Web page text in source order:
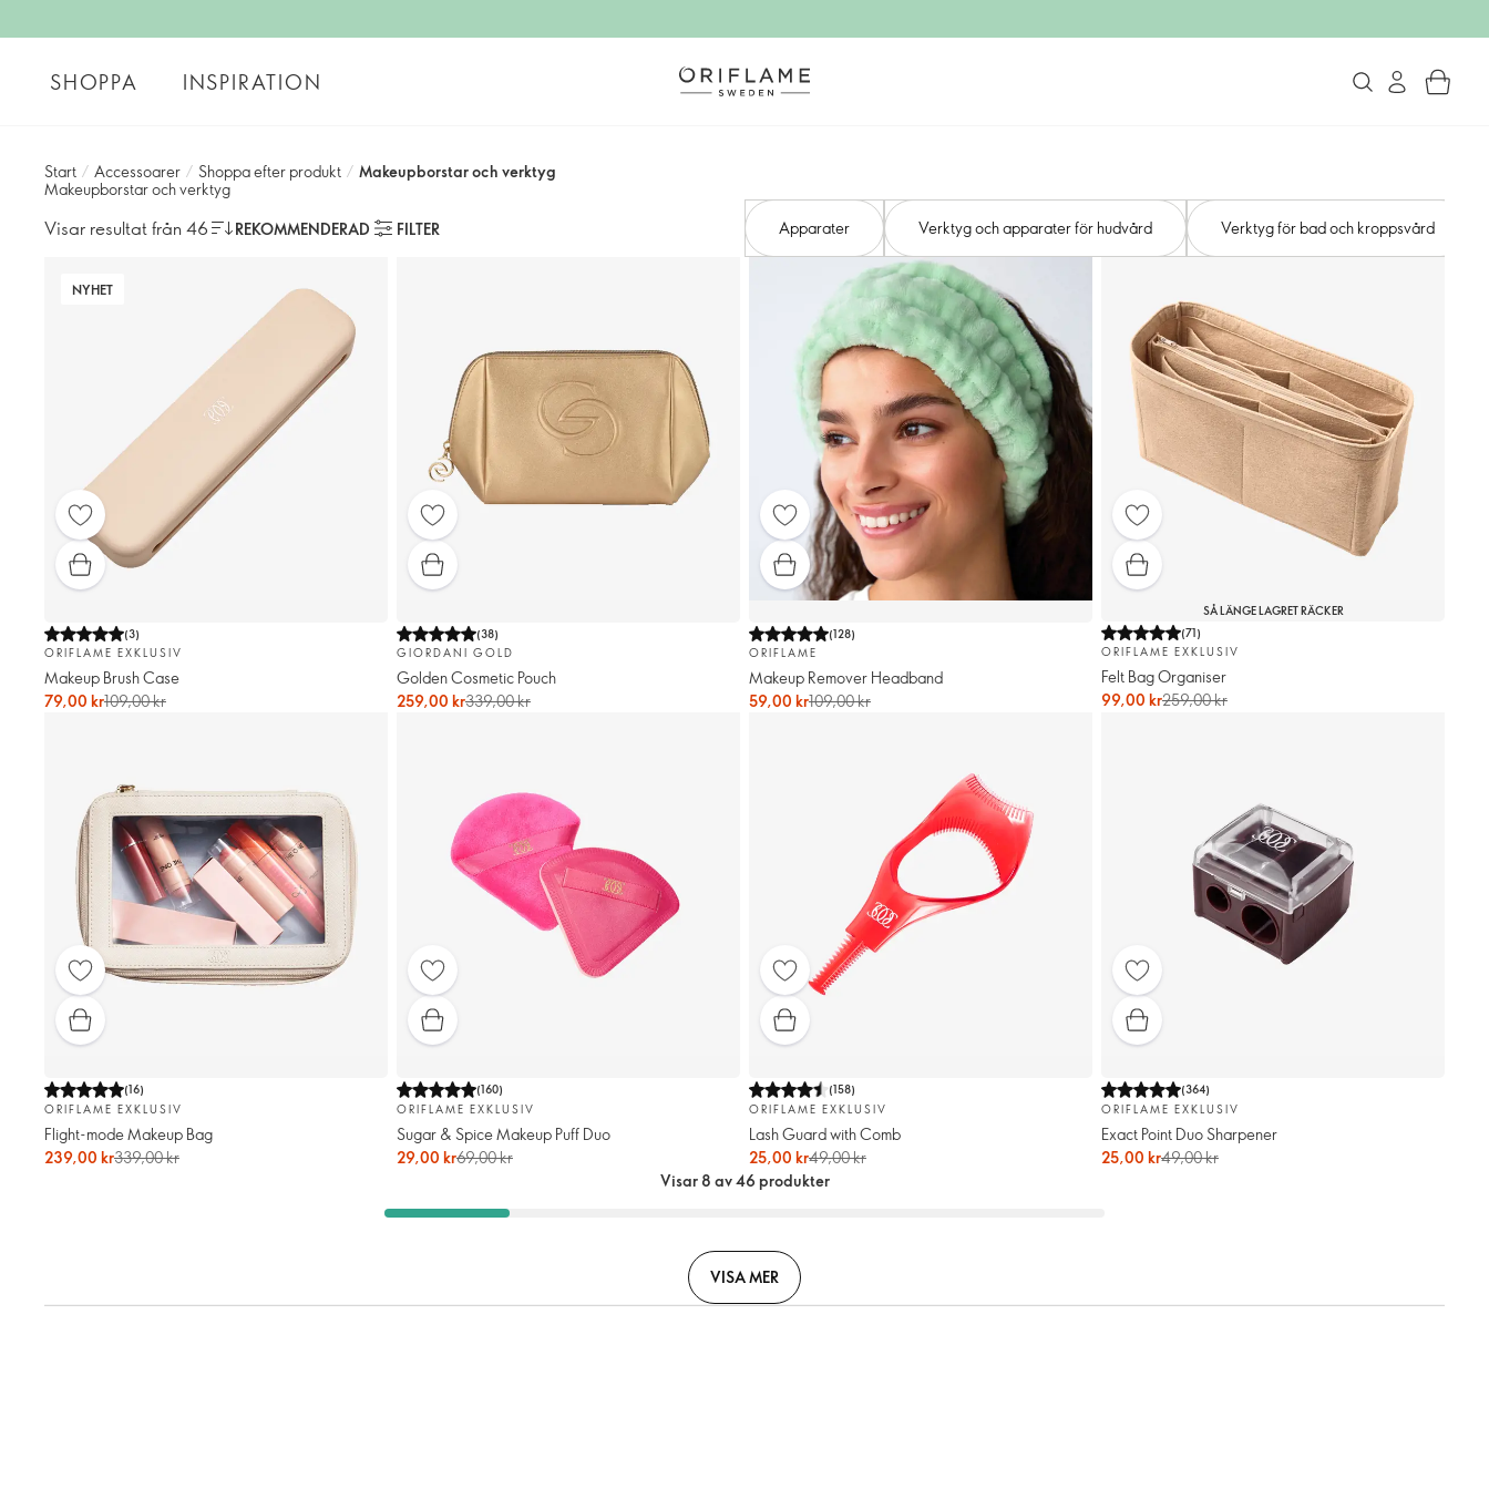
SHOPPA INSPIRATION
Start / Accessoarer / Shoppa efter produkt / Makeupborstar och verktyg
Makeupborstar och verktyg
Visar resultat från 46 REKOMMENDERAD FILTER Apparater Verktyg och apparater för hudvård Verktyg för bad och kroppsvård
NYHET
(3)
ORIFLAME EXKLUSIV
Makeup Brush Case
79,00 kr109,00 kr
(38)
GIORDANI GOLD
Golden Cosmetic Pouch
259,00 kr339,00 kr
(128)
ORIFLAME
Makeup Remover Headband
59,00 kr109,00 kr
SÅ LÄNGE LAGRET RÄCKER
(71)
ORIFLAME EXKLUSIV
Felt Bag Organiser
99,00 kr259,00 kr
(16)
ORIFLAME EXKLUSIV
Flight-mode Makeup Bag
239,00 kr339,00 kr
(160)
ORIFLAME EXKLUSIV
Sugar & Spice Makeup Puff Duo
29,00 kr69,00 kr
(158)
ORIFLAME EXKLUSIV
Lash Guard with Comb
25,00 kr49,00 kr
(364)
ORIFLAME EXKLUSIV
Exact Point Duo Sharpener
25,00 kr49,00 kr
Visar 8 av 46 produkter
VISA MER